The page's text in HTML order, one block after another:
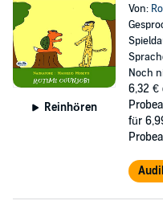
Reinhören
Von:
Noch
6,32 €
für